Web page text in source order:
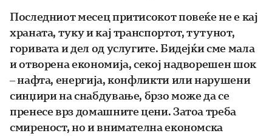
Последниот месец притисокот повеќе не e кај
храната, туку и кај транспортот, тутунот,
горивата и дел од услугите. Бидејќи сме мала
и отворена економија, секој надворешен шок
– нафта, енергија, конфликти или нарушени
синџири на снабдување, брзо може да се
пренесе врз домашните цени. Затоа треба
смиреност, но и внимателна економска